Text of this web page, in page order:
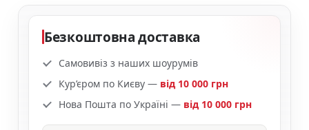
Безкоштовна доставка
Самовивіз з наших шоурумів
Кур’єром по Києву — від 10 000 грн
Нова Пошта по Україні — від 10 000 грн